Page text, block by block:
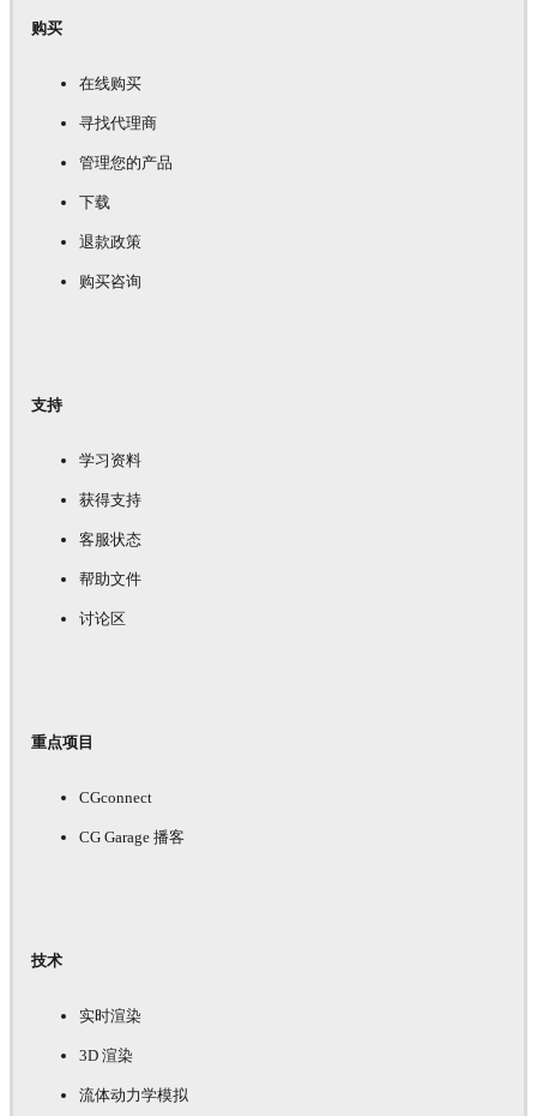
购买
在线购买
寻找代理商
管理您的产品
下载
退款政策
购买咨询
支持
学习资料
获得支持
客服状态
帮助文件
讨论区
重点项目
CGconnect
CG Garage 播客
技术
实时渲染
3D 渲染
流体动力学模拟